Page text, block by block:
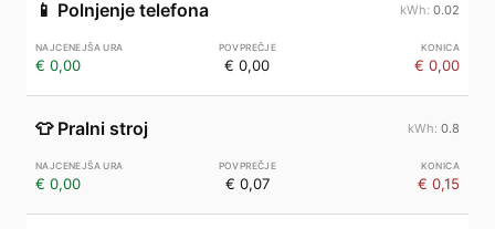
📱 Polnjenje telefona 0.02
€ 0,00 € 0,00 € 0,00
👕 Pralni stroj 0.8
€ 0,00 € 0,07 € 0,15